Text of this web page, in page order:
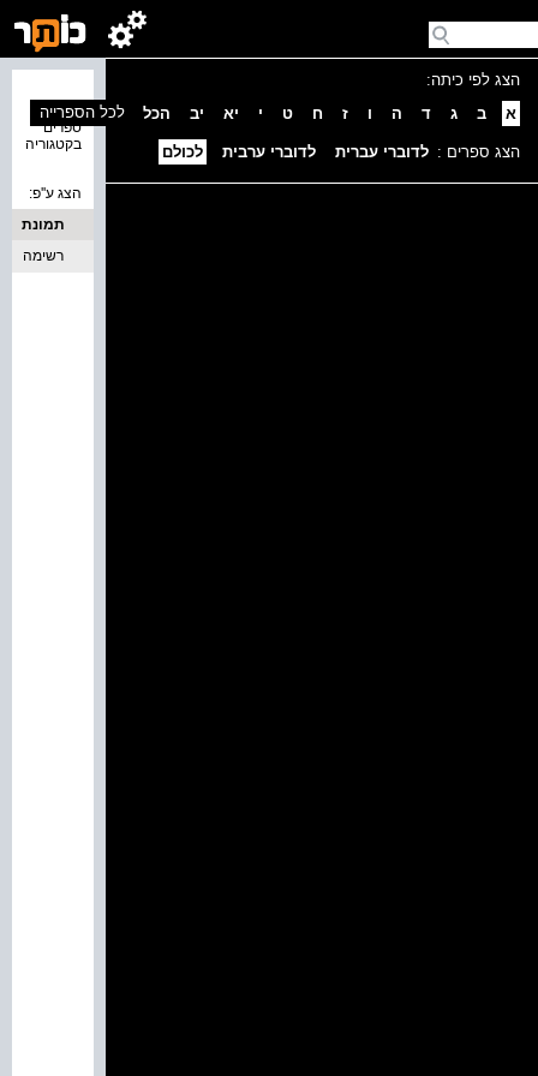
הצג לפי כיתה:
א
ב ג ד ה ו ז ח ט י יא יב הכל
הצג ספרים : לדוברי עברית לדוברי ערבית לכולם
ספרים
בקטגוריה
לכל הספרייה
הצג ע''פ:
תמונת
כריכה
רשימה